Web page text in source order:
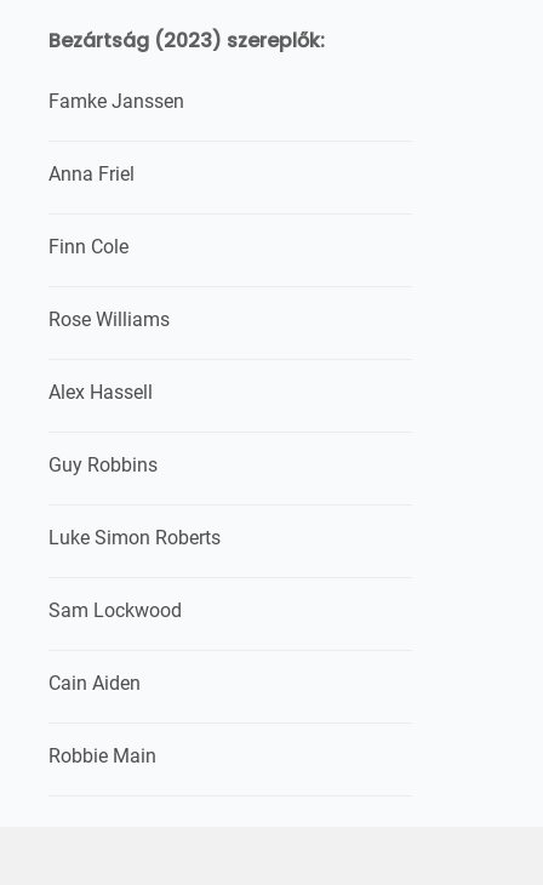
Bezártság (2023) szereplők:
Famke Janssen
Anna Friel
Finn Cole
Rose Williams
Alex Hassell
Guy Robbins
Luke Simon Roberts
Sam Lockwood
Cain Aiden
Robbie Main